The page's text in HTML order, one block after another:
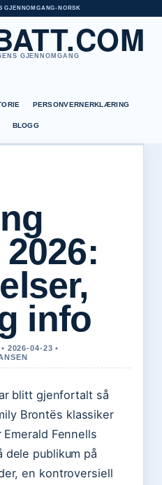
GJENNOMGANG• NORSK
GJENNOMGANG
PERSONVERNERKLÆRING
BLOGG
info
2026-04-23 •
blitt gjenfortalt så
Brontës klassiker
Fennells
dele publikum på
en kontroversiell